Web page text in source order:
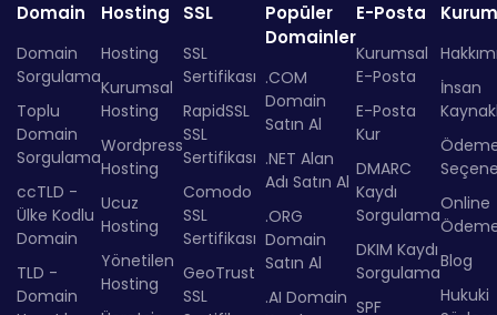
Domain
Domain
Sorgulama
Toplu
Domain
Sorgulama
ccTLD -
Ülke Kodlu
Domain
TLD -
Domain
Hosting
Hosting
Kurumsal
Hosting
Wordpress
Hosting
Ucuz
Hosting
Yönetilen
Hosting
SSL
SSL
Sertifikası
RapidSSL
SSL
Sertifikası
Comodo
SSL
Sertifikası
GeoTrust
SSL
Popüler
Domainler
.COM
Domain
Satın Al
.NET Alan
Adı Satın Al
.ORG
Domain
Satın Al
.AI Domain
E-Posta
Kurumsal
E-Posta
E-Posta
Kur
DMARC
Kaydı
Sorgulama
DKIM Kaydı
Sorgulama
SPF
İnsan
Online
Blog
Hukuki